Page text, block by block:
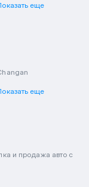
еще
еще
и продажа авто с